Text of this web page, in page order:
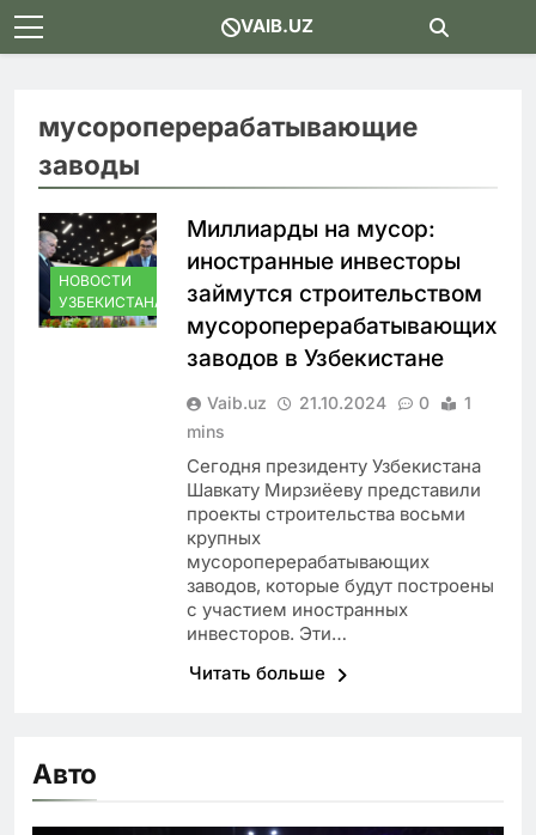
Skip
to
VAIB.UZ
мусороперерабатывающие
заводы
НОВОСТИ
УЗБЕКИСТАНА
Миллиарды на мусор:
иностранные инвесторы
займутся строительством
мусороперерабатывающих
заводов в Узбекистане
Vaib.uz 21.10.2024 0
1
mins
Сегодня президенту Узбекистана
Шавкату Мирзиёеву представили
проекты строительства восьми
крупных
мусороперерабатывающих
заводов, которые будут построены
с участием иностранных
инвесторов. Эти…
Читать больше
Авто